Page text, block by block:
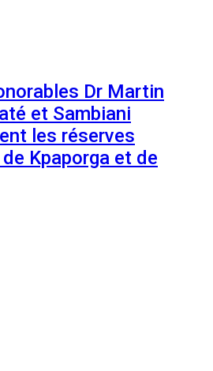
Dr Martin
et Sambiani
les réserves
Kpaporga et de